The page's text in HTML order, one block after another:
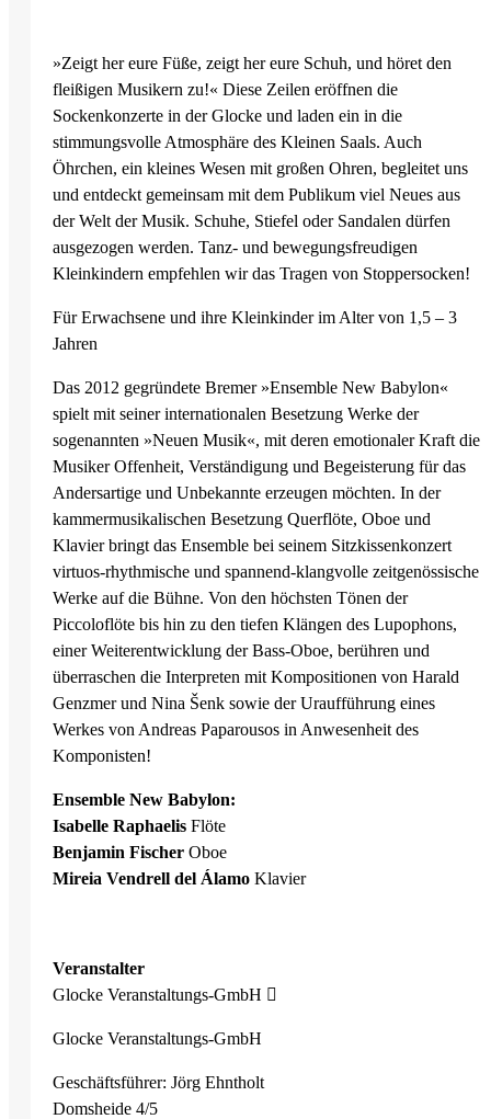
»Zeigt her eure Füße, zeigt her eure Schuh, und höret den
fleißigen Musikern zu!« Diese Zeilen eröffnen die
Sockenkonzerte in der Glocke und laden ein in die
stimmungsvolle Atmosphäre des Kleinen Saals. Auch
Öhrchen, ein kleines Wesen mit großen Ohren, begleitet uns
und entdeckt gemeinsam mit dem Publikum viel Neues aus
der Welt der Musik. Schuhe, Stiefel oder Sandalen dürfen
ausgezogen werden. Tanz- und bewegungsfreudigen
Kleinkindern empfehlen wir das Tragen von Stoppersocken!
Für Erwachsene und ihre Kleinkinder im Alter von 1,5 – 3
Jahren
Das 2012 gegründete Bremer »Ensemble New Babylon«
spielt mit seiner internationalen Besetzung Werke der
sogenannten »Neuen Musik«, mit deren emotionaler Kraft die
Musiker Offenheit, Verständigung und Begeisterung für das
Andersartige und Unbekannte erzeugen möchten. In der
kammermusikalischen Besetzung Querflöte, Oboe und
Klavier bringt das Ensemble bei seinem Sitzkissenkonzert
virtuos-rhythmische und spannend-klangvolle zeitgenössische
Werke auf die Bühne. Von den höchsten Tönen der
Piccoloflöte bis hin zu den tiefen Klängen des Lupophons,
einer Weiterentwicklung der Bass-Oboe, berühren und
überraschen die Interpreten mit Kompositionen von Harald
Genzmer und Nina Šenk sowie der Uraufführung eines
Werkes von Andreas Paparousos in Anwesenheit des
Komponisten!
Ensemble New Babylon:
Isabelle Raphaelis Flöte
Benjamin Fischer Oboe
Mireia Vendrell del Álamo Klavier
Veranstalter
Glocke Veranstaltungs-GmbH
Glocke Veranstaltungs-GmbH
Geschäftsführer: Jörg Ehntholt
Domsheide 4/5